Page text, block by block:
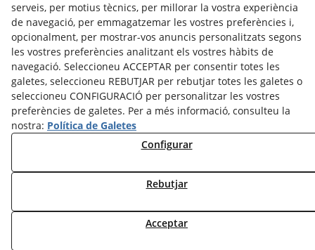
Política de privacitat Informació Cookies Avíso Legal
serveis, per motius tècnics, per millorar la vostra experiència
de navegació, per emmagatzemar les vostres preferències i,
opcionalment, per mostrar-vos anuncis personalitzats segons
les vostres preferències analitzant els vostres hàbits de
navegació. Seleccioneu ACCEPTAR per consentir totes les
galetes, seleccioneu REBUTJAR per rebutjar totes les galetes o
seleccioneu CONFIGURACIÓ per personalitzar les vostres
preferències de galetes. Per a més informació, consulteu la
nostra: Política de Galetes
Configurar
Rebutjar
Acceptar